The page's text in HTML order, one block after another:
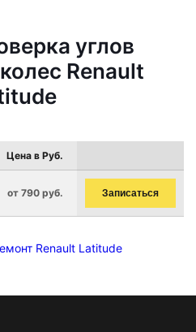
углов
Renault
Цена в Руб.
от 790 руб. Записаться
Renault Latitude